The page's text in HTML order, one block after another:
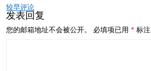
评
论
导
航
较早评论
发表回复
您的邮箱地址不会被公开。 必填项已用 * 标注